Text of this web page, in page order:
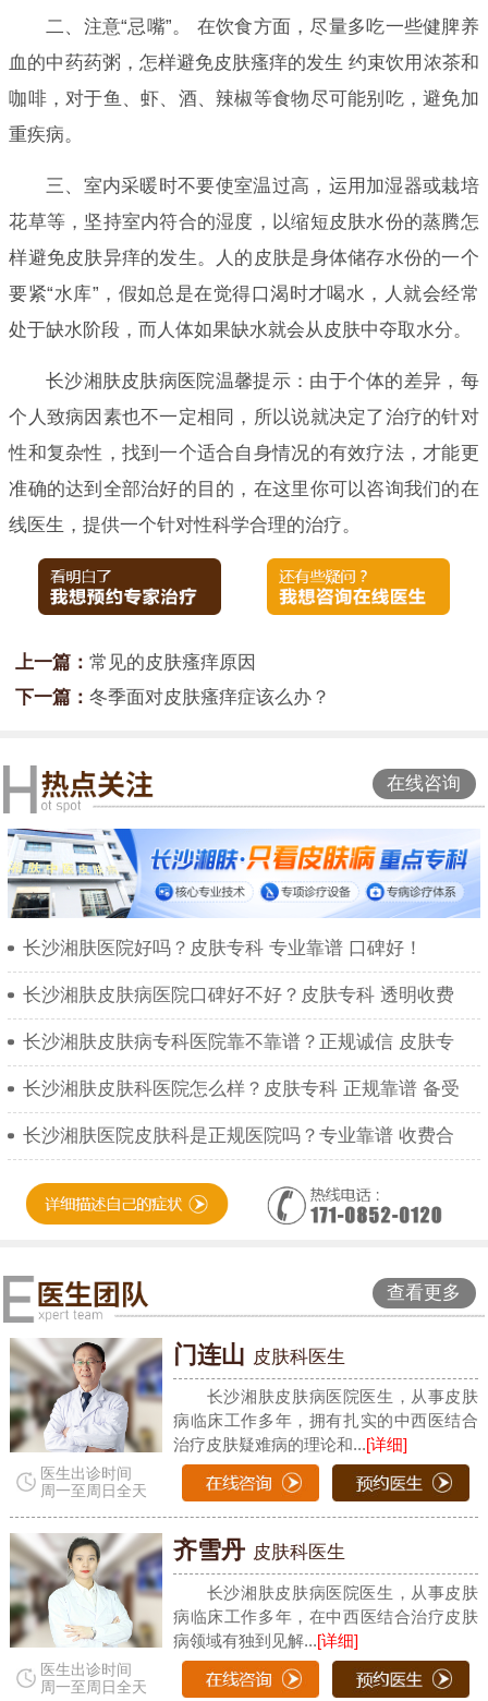
二、注意“忌嘴”。 在饮食方面，尽量多吃一些健脾养
血的中药药粥，怎样避免皮肤瘙痒的发生 约束饮用浓茶和
咖啡，对于鱼、虾、酒、辣椒等食物尽可能别吃，避免加
重疾病。
三、室内采暖时不要使室温过高，运用加湿器或栽培
花草等，坚持室内符合的湿度，以缩短皮肤水份的蒸腾怎
样避免皮肤异痒的发生。人的皮肤是身体储存水份的一个
要紧“水库”，假如总是在觉得口渴时才喝水，人就会经常
处于缺水阶段，而人体如果缺水就会从皮肤中夺取水分。
长沙湘肤皮肤病医院温馨提示：由于个体的差异，每
个人致病因素也不一定相同，所以说就决定了治疗的针对
性和复杂性，找到一个适合自身情况的有效疗法，才能更
准确的达到全部治好的目的，在这里你可以咨询我们的在
线医生，提供一个针对性科学合理的治疗。
上一篇： 常见的皮肤瘙痒原因
下一篇： 冬季面对皮肤瘙痒症该么办？
在线咨询
长沙湘肤医院好吗？皮肤专科 专业靠谱 口碑好！
长沙湘肤皮肤病医院口碑好不好？皮肤专科 透明收费
长沙湘肤皮肤病专科医院靠不靠谱？正规诚信 皮肤专
长沙湘肤皮肤科医院怎么样？皮肤专科 正规靠谱 备受
长沙湘肤医院皮肤科是正规医院吗？专业靠谱 收费合
查看更多
医生出诊时间
周一至周日全天
门连山 皮肤科医生
长沙湘肤皮肤病医院医生，从事皮肤
病临床工作多年，拥有扎实的中西医结合
治疗皮肤疑难病的理论和...[详细]
医生出诊时间
周一至周日全天
齐雪丹 皮肤科医生
长沙湘肤皮肤病医院医生，从事皮肤
病临床工作多年，在中西医结合治疗皮肤
病领域有独到见解...[详细]